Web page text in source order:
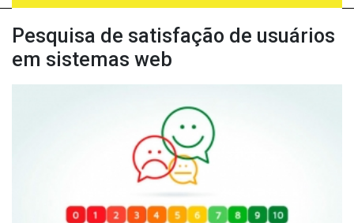
Pesquisa de satisfação de usuários
em sistemas web